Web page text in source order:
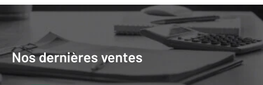
Nos dernières ventes
Nos dernières ventes
Nos derniers biens vendus près de
chez vous